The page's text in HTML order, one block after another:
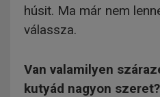
húsit. Ma már nem
válassza.
Van valamilyen
kutyád nagyon szeret?